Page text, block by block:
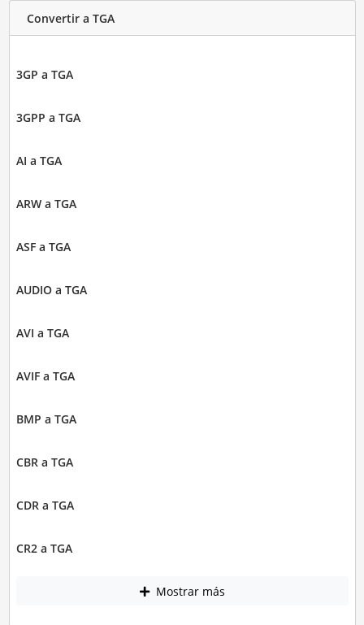
Convertir a TGA
3GP a TGA
3GPP a TGA
AI a TGA
ARW a TGA
ASF a TGA
AUDIO a TGA
AVI a TGA
AVIF a TGA
BMP a TGA
CBR a TGA
CDR a TGA
CR2 a TGA
Mostrar más